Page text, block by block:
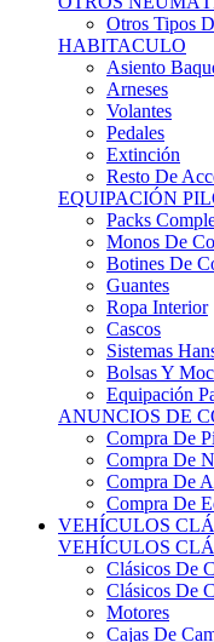
Otros Tipos
HABITACULO
Asiento
Arneses
Volantes
Pedales
Extinción
Resto De
EQUIPACIÓN
Packs
Monos De
Botines De
Guantes
Ropa Interior
Cascos
Sistemas
Bolsas Y
Equipación
ANUNCIOS DE
Compra De
Compra De
Compra De
Compra De
VEHÍCULOS
VEHÍCULOS
Clásicos De
Clásicos De
Motores
Cajas De